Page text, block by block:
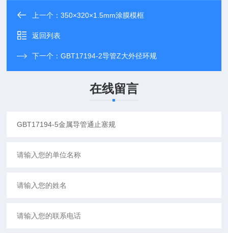
上一个：350×320×1.5mm涂膜模框
返回列表
下一个：GBT17194-2导管Z大外径环规
在线留言